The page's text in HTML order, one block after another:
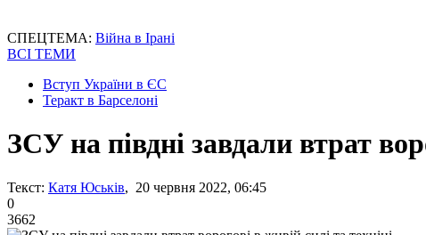
СПЕЦТЕМА: Війна в Ірані
ВСІ ТЕМИ
Вступ України в ЄС
Теракт в Барселоні
ЗСУ на півдні завдали втрат
Текст: Катя Юськів, 20 червня 2022, 06:45
0
3662